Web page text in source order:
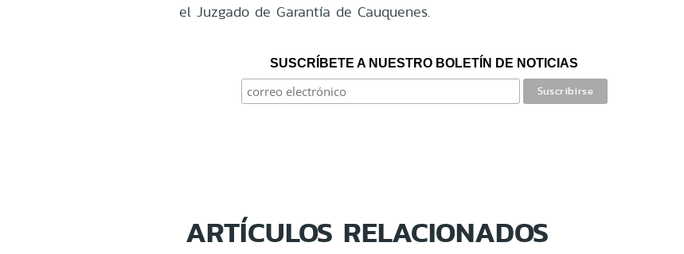
el Juzgado de Garantía de Cauquenes.
SUSCRÍBETE A NUESTRO BOLETÍN DE NOTICIAS
ARTÍCULOS RELACIONADOS